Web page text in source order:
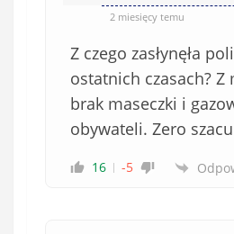
2 miesięcy temu
Z czego zasłynęła
ostatnich czasach? Z
brak maseczki i
obywateli. Zero
16 -5